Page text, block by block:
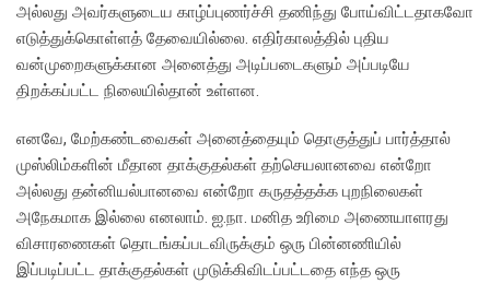
அல்லது அவர்களுடைய காழ்ப்புணர்ச்சி தணிந்து போய்விட்டதாகவோ
எடுத்துக்கொள்ளத் தேவையில்லை. எதிர்காலத்தில் புதிய
வன்முறைகளுக்கான அனைத்து அடிப்படைகளும் அப்படியே
திறக்கப்பட்ட நிலையில்தான் உள்ளன.
எனவே, மேற்கண்டவைகள் அனைத்தையும் தொகுத்துப் பார்த்தால்
முஸ்லிம்களின் மீதான தாக்குதல்கள் தற்செயலானவை என்றோ
அல்லது தன்னியல்பானவை என்றோ கருதத்தக்க புறநிலைகள்
அநேகமாக இல்லை எனலாம். ஐ.நா. மனித உரிமை அணையாளரது
விசாரணைகள் தொடங்கப்படவிருக்கும் ஒரு பின்னணியில்
இப்படிப்பட்ட தாக்குதல்கள் முடுக்கிவிடப்பட்டதை எந்த ஒரு